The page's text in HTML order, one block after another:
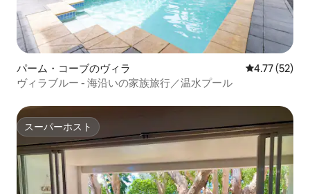
パーム・コーブのヴィラ レビュー52
4.77 (52)
ヴィラブルー - 海沿いの家族旅行／温水プール
スーパーホスト
スーパーホスト